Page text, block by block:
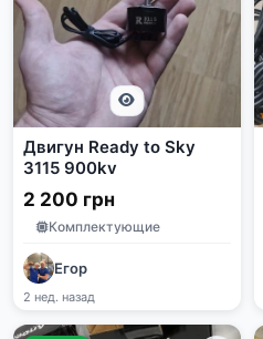
Двигун Ready to Sky
3115 900kv
2 200 грн
Комплектующие
Егор
2 нед. назад